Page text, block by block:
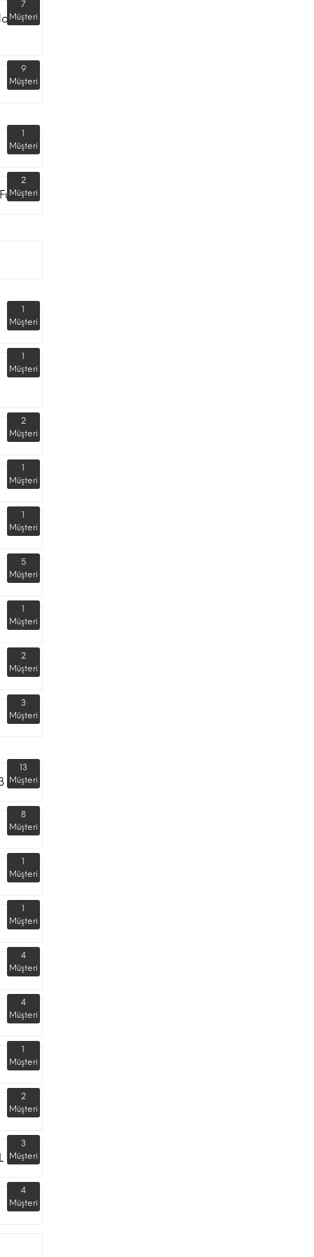
7
Müşteri
9
Müşteri
1
Müşteri
2
Müşteri
1
Müşteri
1
Müşteri
2
Müşteri
1
Müşteri
1
Müşteri
5
Müşteri
1
Müşteri
2
Müşteri
3
Müşteri
13
Müşteri
8
Müşteri
1
Müşteri
1
Müşteri
4
Müşteri
4
Müşteri
1
Müşteri
2
Müşteri
3
Müşteri
4
Müşteri